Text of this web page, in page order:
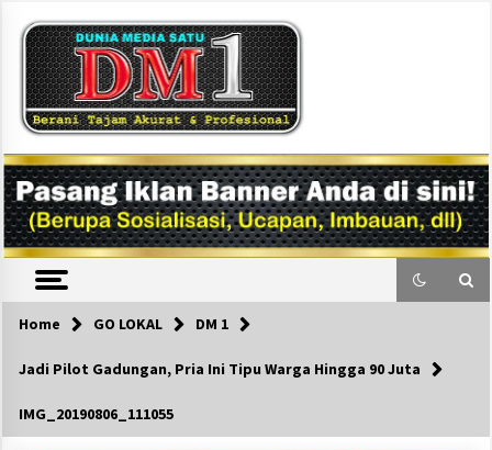
content
DM1
Home GO LOKAL DM 1
Jadi Pilot Gadungan, Pria Ini Tipu Warga Hingga 90 Juta
IMG_20190806_111055